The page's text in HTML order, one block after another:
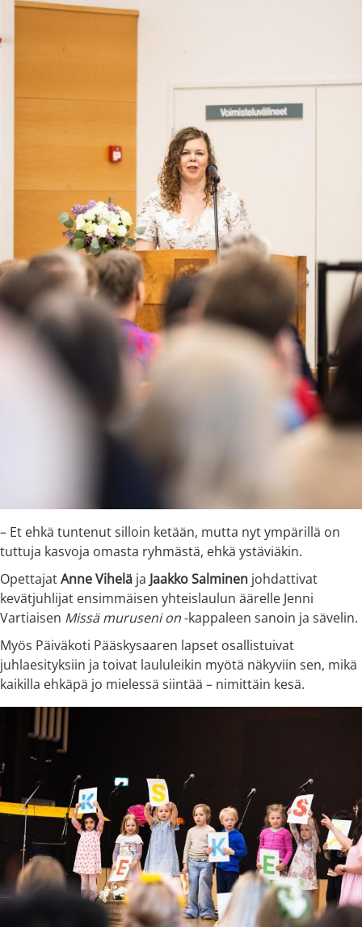
– Et ehkä tuntenut silloin ketään, mutta nyt ympärillä on
tuttuja kasvoja omasta ryhmästä, ehkä ystäviäkin.
OpettajatAnne Vihelä ja Jaakko Salminen johdattivat
kevätjuhlijat ensimmäisen yhteislaulun äärelle Jenni
Vartiaisen Missä muruseni on-kappaleen sanoin ja sävelin.
Myös Päiväkoti Pääskysaaren lapset osallistuivat
juhlaesityksiin ja toivat laululeikin myötä näkyviin sen, mikä
kaikilla ehkäpä jo mielessä siintää – nimittäin kesä.